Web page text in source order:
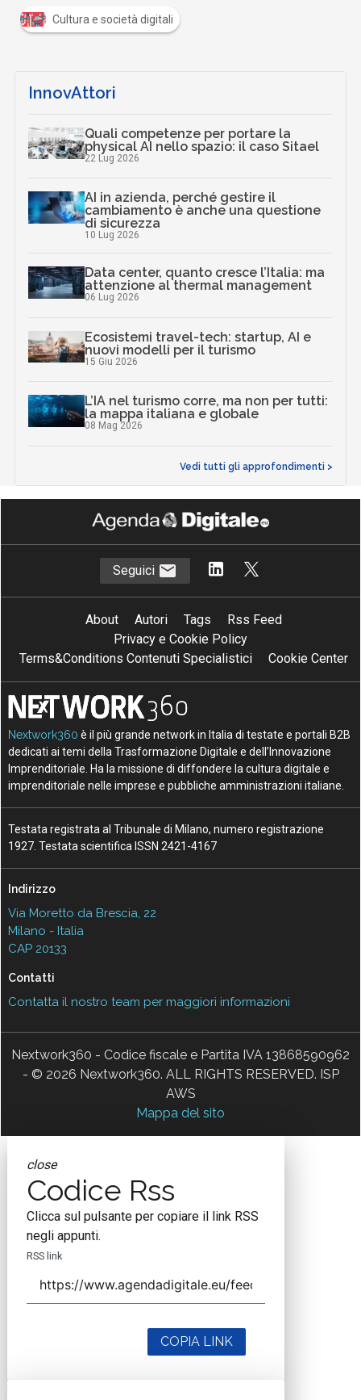
Cultura e società digitali
InnovAttori
Quali competenze per portare la
physical AI nello spazio: il caso Sitael
22 Lug 2026
AI in azienda, perché gestire il
cambiamento è anche una questione
di sicurezza
10 Lug 2026
Data center, quanto cresce l’Italia: ma
attenzione al thermal management
06 Lug 2026
Ecosistemi travel-tech: startup, AI e
nuovi modelli per il turismo
15 Giu 2026
L’IA nel turismo corre, ma non per tutti:
la mappa italiana e globale
08 Mag 2026
Vedi tutti gli approfondimenti >
Seguici
About Autori Tags
Rss Feed
Privacy e Cookie Policy
Terms&Conditions Contenuti Specialistici
Cookie Center
Nextwork360 è il più grande network in Italia di testate e portali B2B
dedicati ai temi della Trasformazione Digitale e dell’Innovazione
Imprenditoriale. Ha la missione di diffondere la cultura digitale e
imprenditoriale nelle imprese e pubbliche amministrazioni italiane.
Testata registrata al Tribunale di Milano, numero registrazione
1927. Testata scientifica ISSN 2421-4167
Indirizzo
Via Moretto da Brescia, 22
Milano - Italia
CAP 20133
Contatti
Contatta il nostro team per maggiori informazioni
Nextwork360 - Codice fiscale e Partita IVA 13868590962
- © 2026 Nextwork360. ALL RIGHTS RESERVED. ISP
AWS
Mappa del sito
close
Codice Rss
Clicca sul pulsante per copiare il link RSS
negli appunti.
RSS link
COPIA LINK